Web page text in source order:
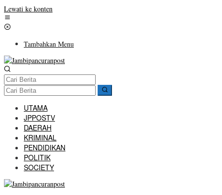
Lewati ke konten
Tambahkan Menu
UTAMA
JPPOSTV
DAERAH
KRIMINAL
PENDIDIKAN
POLITIK
SOCIETY